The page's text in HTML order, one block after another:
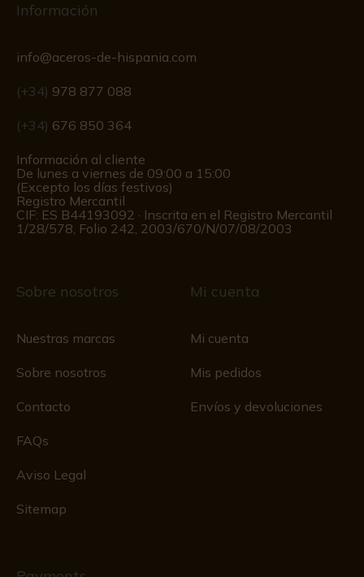
Información
info@aceros-de-hispania.com
(+34) 978 877 088
(+34) 676 850 364
Información al cliente
De lunes a viernes de 09:00 a 15:00
(Excepto los días festivos)
Registro Mercantil
CIF: ES B44193092 · Inscrita en el Registro Mercantil
1/28/578, Folio 242, 2003/670/N/07/08/2003
Sobre nosotros
Nuestras marcas
Sobre nosotros
Contacto
FAQs
Aviso Legal
Sitemap
Mi cuenta
Mi cuenta
Mis pedidos
Envíos y devoluciones